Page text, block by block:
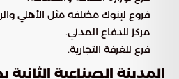
فروع لبنوك مختلفة مثل الأهلي
مركز للدفاع المدني.
فرع للغرفة التجارية.
المدينة الصناعية الثانية